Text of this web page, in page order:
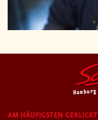
AM HÄUFIGSTEN GEKLICKT